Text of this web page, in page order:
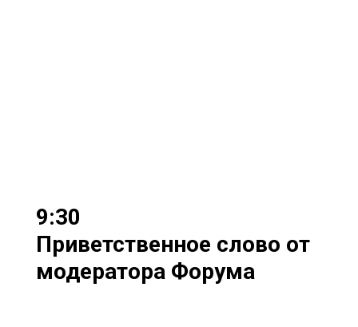
9:30
Приветственное слово от
модератора Форума